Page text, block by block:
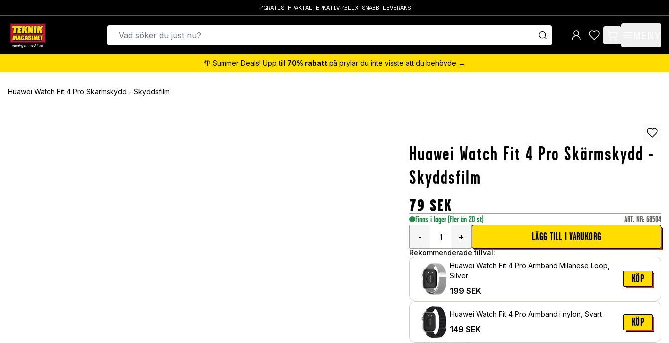
GRATIS FRAKTALTERNATIV BLIXTSNABB LEVERANS
items in cart, view
🌴 Summer Deals! Upp till 70% rabatt på prylar du inte visste att du behövde →
Huawei Watch Fit 4 Pro Skärmskydd - Skyddsfilm
Huawei Watch Fit 4 Pro Skärmskydd -
Skyddsfilm
79 SEK
Finns i lager (Fler än 20 st) ART. NR: 68504
-
+ LÄGG TILL I VARUKORG
Rekommenderade tillval:
Huawei Watch Fit 4 Pro Armband Milanese Loop,
Silver
199 SEK
KÖP
Huawei Watch Fit 4 Pro Armband i nylon, Svart
149 SEK
KÖP